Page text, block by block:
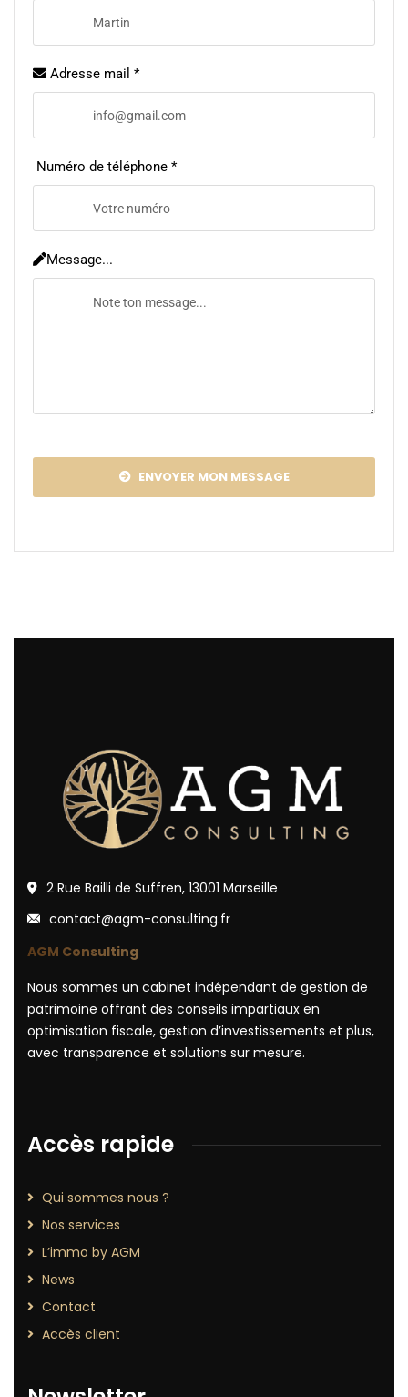
Adresse mail *
Numéro de téléphone *
Message...
ENVOYER MON MESSAGE
2 Rue Bailli de Suffren, 13001 Marseille
contact@agm-consulting.fr
AGM Consulting
Nous sommes un cabinet indépendant de gestion de
patrimoine offrant des conseils impartiaux en
optimisation fiscale, gestion d’investissements et plus,
avec transparence et solutions sur mesure.
Accès rapide
Qui sommes nous ?
Nos services
L’immo by AGM
News
Contact
Accès client